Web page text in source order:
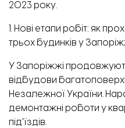
2023 року.
1. Нові етапи робіт: як
трьох будинків у
У Запоріжжі
відбудови
Незалежної України.
демонтажні роботи у
під’їздів.